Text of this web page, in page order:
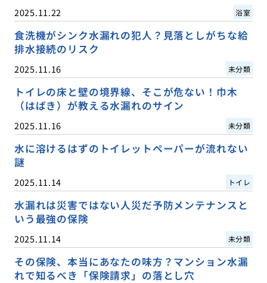
2025.11.22 浴室
食洗機がシンク水漏れの犯人？見落としがちな給
排水接続のリスク
2025.11.16 未分類
トイレの床と壁の境界線、そこが危ない！巾木
（はばき）が教える水漏れのサイン
2025.11.16 未分類
水に溶けるはずのトイレットペーパーが流れない
謎
2025.11.14 トイレ
水漏れは災害ではない人災だ予防メンテナンスと
いう最強の保険
2025.11.14 未分類
その保険、本当にあなたの味方？マンション水漏
れで知るべき「保険請求」の落とし穴